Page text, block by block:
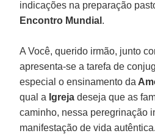
indicações na preparação
Encontro Mundial .
A Você, querido irmão, junto
apresenta-se a tarefa de
especial o ensinamento da
qual a Igreja deseja que as
caminho, nessa peregrinação
manifestação de vida autêntica.